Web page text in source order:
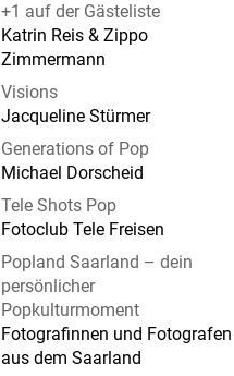
+1 auf der Gästeliste
Katrin Reis & Zippo
Zimmermann
Visions
Jacqueline Stürmer
Generations of Pop
Michael Dorscheid
Tele Shots Pop
Fotoclub Tele Freisen
Popland Saarland – dein
persönlicher
Popkulturmoment
Fotografinnen und Fotografen
aus dem Saarland